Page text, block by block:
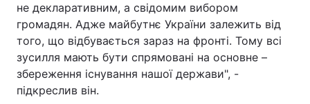
Лонгріди
Відео з Youtube Статті
не декларативним, а свідомим вибором
громадян. Адже майбутнє України залежить від
того, що відбувається зараз на фронті. Тому всі
зусилля мають бути спрямовані на основне –
збереження існування нашої держави", -
підкреслив він.